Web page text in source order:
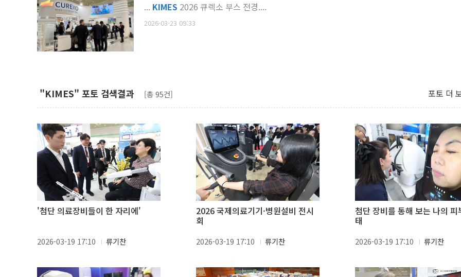
... KIMES 2026 큐렉소 부스 전경....
2026-03-23 09:33
"KIMES" 포토 검색결과 [총 95건] 포토 더
'첨단 의료장비들이 한 자리에'
2026-03-19 17:10 류기찬
2026 국제의료기기·병원설비 전시
회
2026-03-19 17:10 류기찬
첨단 장비를 통해 보는 나의 피
태
2026-03-19 17:10 류기찬